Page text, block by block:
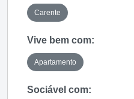
Carente
Vive bem com:
Apartamento
Sociável com: